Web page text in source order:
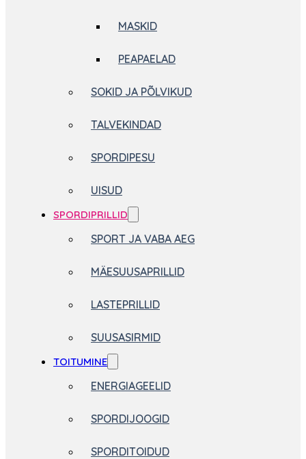
MASKID
PEAPAELAD
SOKID JA PÕLVIKUD
TALVEKINDAD
SPORDIPESU
UISUD
SPORDIPRILLID
SPORT JA VABA AEG
MÄESUUSAPRILLID
LASTEPRILLID
SUUSASIRMID
TOITUMINE
ENERGIAGEELID
SPORDIJOOGID
SPORDITOIDUD